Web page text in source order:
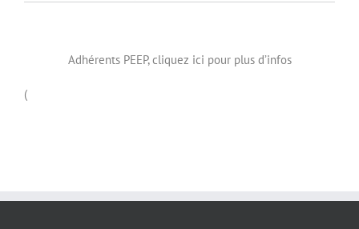
Adhérents PEEP, cliquez ici pour plus d’infos
(